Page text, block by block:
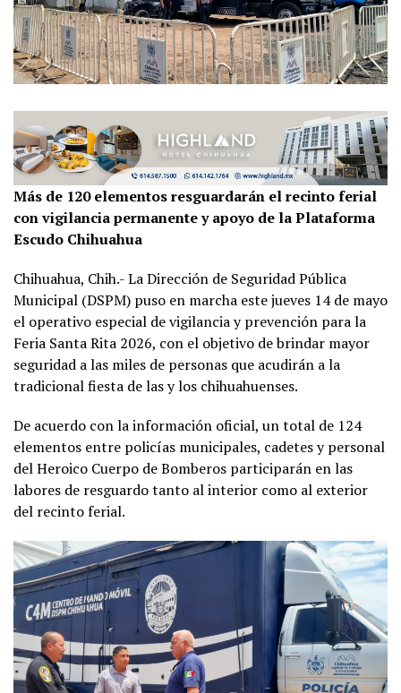
Más de 120 elementos resguardarán el recinto ferial
con vigilancia permanente y apoyo de la Plataforma
Escudo Chihuahua
Chihuahua, Chih.- La Dirección de Seguridad Pública
Municipal (DSPM) puso en marcha este jueves 14 de mayo
el operativo especial de vigilancia y prevención para la
Feria Santa Rita 2026, con el objetivo de brindar mayor
seguridad a las miles de personas que acudirán a la
tradicional fiesta de las y los chihuahuenses.
De acuerdo con la información oficial, un total de 124
elementos entre policías municipales, cadetes y personal
del Heroico Cuerpo de Bomberos participarán en las
labores de resguardo tanto al interior como al exterior
del recinto ferial.